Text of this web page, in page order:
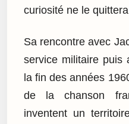
curiosité ne le
Sa rencontre avec
service militaire puis
la fin des années
de la chanson
inventent un